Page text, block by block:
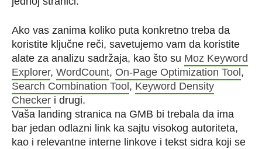
Ako vas zanima koliko puta konkretno treba da
koristite ključne reči, savetujemo vam da koristite
alate za analizu sadržaja, kao što su Moz Keyword
Explorer, WordCount, On-Page Optimization Tool ,
Search Combination Tool , Keyword Density
Checker i drugi.
Vaša landing stranica na GMB bi trebala da ima
bar jedan odlazni link ka sajtu visokog autoriteta,
kao i relevantne interne linkove i tekst sidra koji se